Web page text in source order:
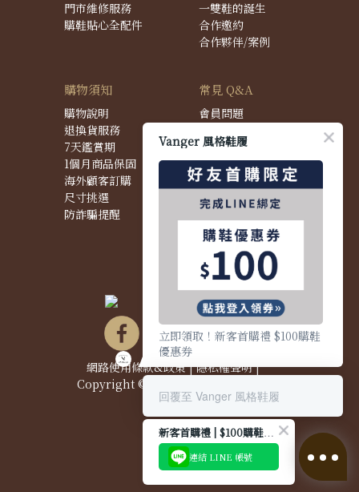
門市維修服務
購鞋貼心全配件
一雙鞋的誕生
合作邀約
合作夥伴/案例
購物須知
購物說明
退換貨服務
7天鑑賞期
1個月商品保固
海外顧客訂購
尺寸挑選
防詐騙提醒
常見 Q&A
會員問題
配送問題
退換貨問題
商品問題
網路使用條款&政策|隱私權聲明|
Copyright © 2021 Vanger 風格鞋履
Vanger 風格鞋履
立即領取！新客首購禮 $100購鞋
優惠券
回覆至 Vanger 風格鞋履
新客首購禮 | $100購鞋優惠券
連結 LINE 帳號